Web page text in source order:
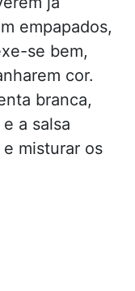
empapados,
se bem,
cor.
branca,
a salsa
misturar os